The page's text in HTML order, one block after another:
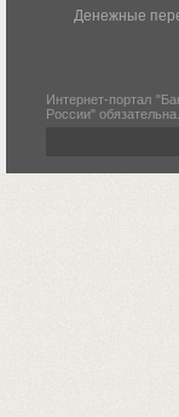
Денежные
Интернет-портал
России"